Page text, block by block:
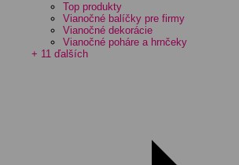
Top produkty
Vianočné balíčky pre firmy
Vianočné dekorácie
Vianočné poháre a hrnčeky
+ 11 ďalších